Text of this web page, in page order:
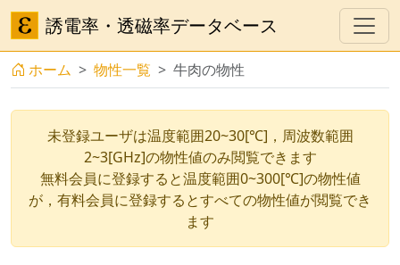
誘電率・透磁率データベース
ホーム 物性一覧 牛肉の物性
未登録ユーザは温度範囲20~30[℃]，周波数範囲
2~3[GHz]の物性値のみ閲覧できます
無料会員に登録すると温度範囲0~300[℃]の物性値
が，有料会員に登録するとすべての物性値が閲覧でき
ます